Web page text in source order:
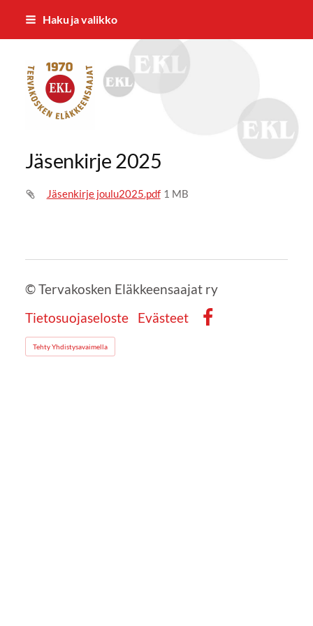
Siirry
Haku ja valikko
Tervakosken Eläkkeensaajat ry
Jäsenkirje 2025
Jäsenkirje joulu2025.pdf 1 MB
©Tervakosken Eläkkeensaajat ry
Tietosuojaseloste
Evästeet
Tehty Yhdistysavaimella